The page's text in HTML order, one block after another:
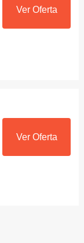
Ver Oferta
Ver Oferta